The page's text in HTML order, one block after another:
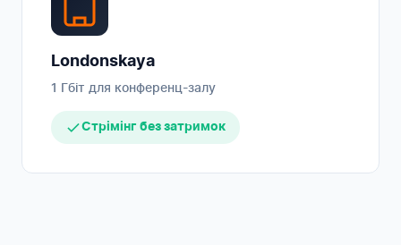
Londonskaya
1 Гбіт для конференц-залу
Стрімінг без затримок